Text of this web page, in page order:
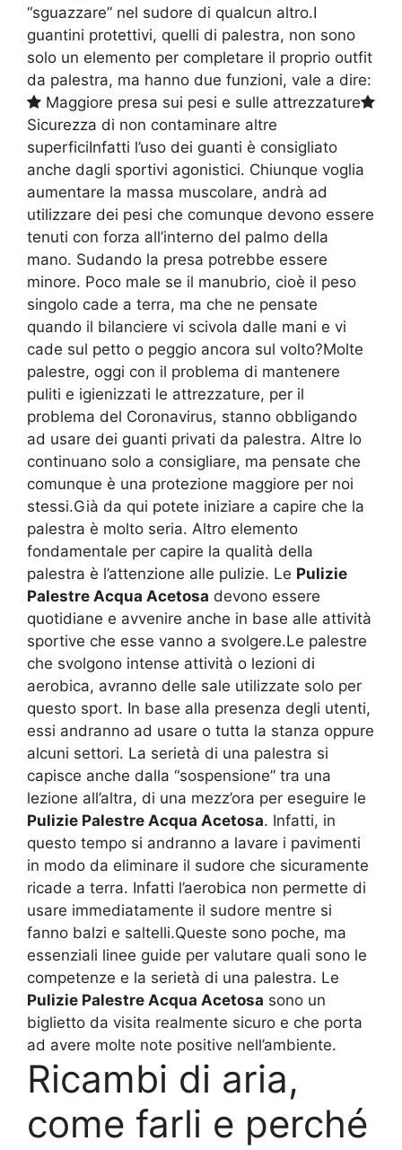
“sguazzare” nel sudore di qualcun altro.I
guantini protettivi, quelli di palestra, non sono
solo un elemento per completare il proprio outfit
da palestra, ma hanno due funzioni, vale a dire:
Maggiore presa sui pesi e sulle attrezzature
Sicurezza di non contaminare altre
superficiInfatti l’uso dei guanti è consigliato
anche dagli sportivi agonistici. Chiunque voglia
aumentare la massa muscolare, andrà ad
utilizzare dei pesi che comunque devono essere
tenuti con forza all’interno del palmo della
mano. Sudando la presa potrebbe essere
minore. Poco male se il manubrio, cioè il peso
singolo cade a terra, ma che ne pensate
quando il bilanciere vi scivola dalle mani e vi
cade sul petto o peggio ancora sul volto?Molte
palestre, oggi con il problema di mantenere
puliti e igienizzati le attrezzature, per il
problema del Coronavirus, stanno obbligando
ad usare dei guanti privati da palestra. Altre lo
continuano solo a consigliare, ma pensate che
comunque è una protezione maggiore per noi
stessi.Già da qui potete iniziare a capire che la
palestra è molto seria. Altro elemento
fondamentale per capire la qualità della
palestra è l’attenzione alle pulizie. Le Pulizie
Palestre Acqua Acetosa devono essere
quotidiane e avvenire anche in base alle attività
sportive che esse vanno a svolgere.Le palestre
che svolgono intense attività o lezioni di
aerobica, avranno delle sale utilizzate solo per
questo sport. In base alla presenza degli utenti,
essi andranno ad usare o tutta la stanza oppure
alcuni settori. La serietà di una palestra si
capisce anche dalla “sospensione” tra una
lezione all’altra, di una mezz’ora per eseguire le
Pulizie Palestre Acqua Acetosa. Infatti, in
questo tempo si andranno a lavare i pavimenti
in modo da eliminare il sudore che sicuramente
ricade a terra. Infatti l’aerobica non permette di
usare immediatamente il sudore mentre si
fanno balzi e saltelli.Queste sono poche, ma
essenziali linee guide per valutare quali sono le
competenze e la serietà di una palestra. Le
Pulizie Palestre Acqua Acetosa sono un
biglietto da visita realmente sicuro e che porta
ad avere molte note positive nell’ambiente.
Ricambi di aria,
come farli e perché